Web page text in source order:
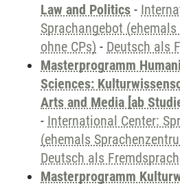
Law and Politics -
Sprachangebot
ohne CPs) - Deutsch als
Masterprogramm
Sciences:
Arts and Media [ab
- International Center:
(ehemals
Deutsch als
Masterprogramm